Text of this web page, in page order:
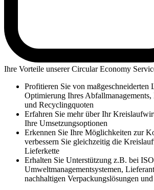
Ihre Vorteile unserer Circular Economy
Profitieren Sie von maßgeschneiderten
Optimierung Ihres
und Recyclingquoten
Erfahren Sie mehr über Ihr
Ihre Umsetzungsoptionen
Erkennen Sie Ihre Möglichkeiten zur
verbessern Sie gleichzeitig die
Lieferkette
Erhalten Sie Unterstützung z.B. bei
Umweltmanagementsystemen,
nachhaltigen Verpackungslösungen